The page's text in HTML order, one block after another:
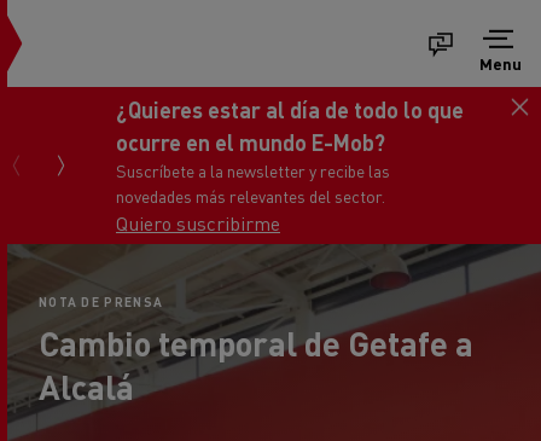
Menu
¿Quieres estar al día de todo lo que
ocurre en el mundo E-Mob?
Suscríbete a la newsletter y recibe las
novedades más relevantes del sector.
Quiero suscribirme
NOTA DE PRENSA
Cambio temporal de Getafe a
Alcalá